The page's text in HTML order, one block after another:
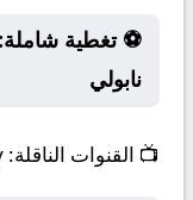
⚽ تغطية شاملة:
نابولي
📺 القنوات الناقلة: